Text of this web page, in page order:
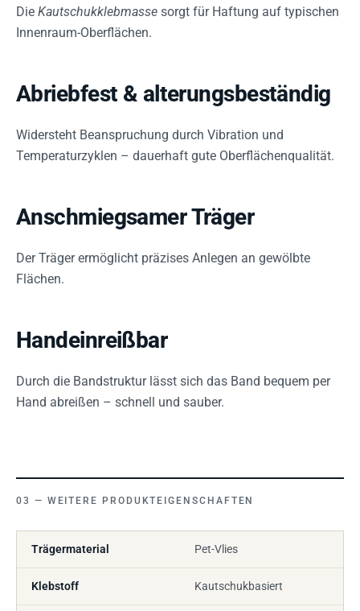
Die Kautschukklebmasse sorgt für Haftung auf typischen
Innenraum-Oberflächen.
Abriebfest & alterungsbeständig
Widersteht Beanspruchung durch Vibration und
Temperaturzyklen – dauerhaft gute Oberflächenqualität.
Anschmiegsamer Träger
Der Träger ermöglicht präzises Anlegen an gewölbte
Flächen.
Handeinreißbar
Durch die Bandstruktur lässt sich das Band bequem per
Hand abreißen – schnell und sauber.
WEITERE PRODUKTEIGENSCHAFTEN
Trägermaterial Pet-Vlies
Klebstoff Kautschukbasiert